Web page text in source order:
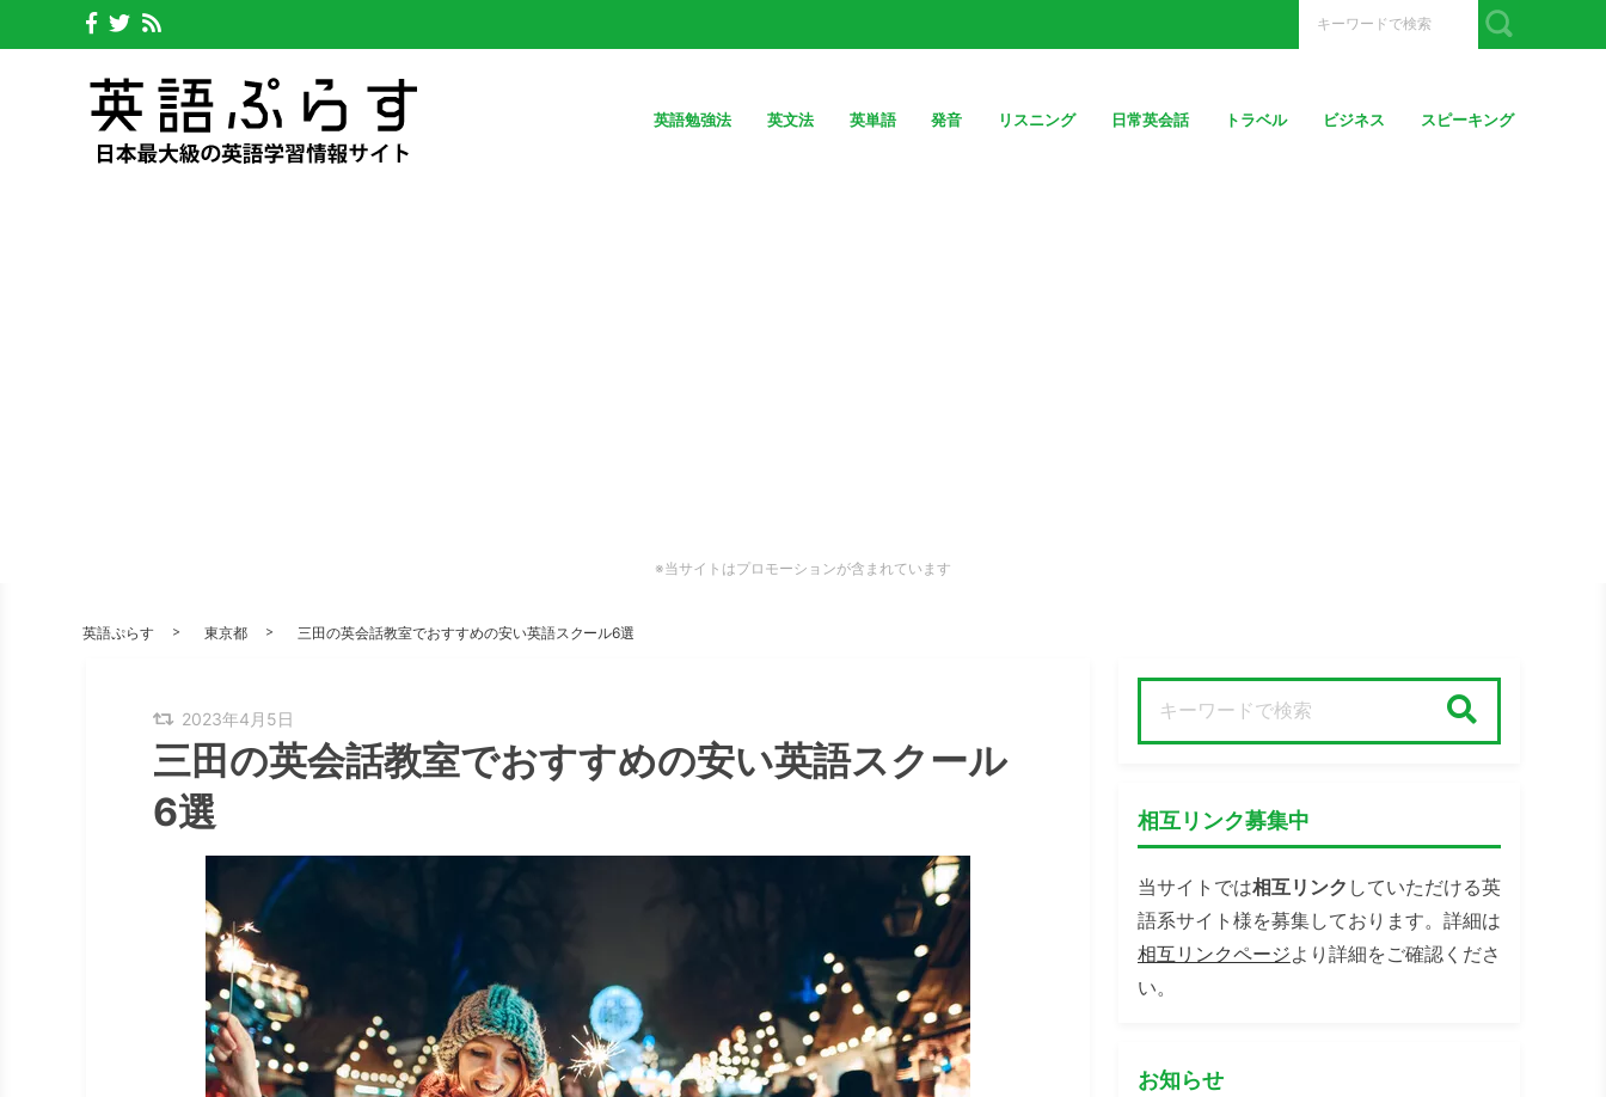
英語勉強法 英文法 英単語 発音 リスニング 日常英会話 トラベル ビジネス スピーキング
※当サイトはプロモーションが含まれています
英語ぷらす 東京都 三田の英会話教室でおすすめの安い英語スクール6選
2023年4月5日
三田の英会話教室でおすすめの安い英語スクール
6選
相互リンク募集中
当サイトでは相互リンク していただける英
語系サイト様を募集しております。詳細は
相互リンクページより詳細をご確認くださ
い。
お知らせ